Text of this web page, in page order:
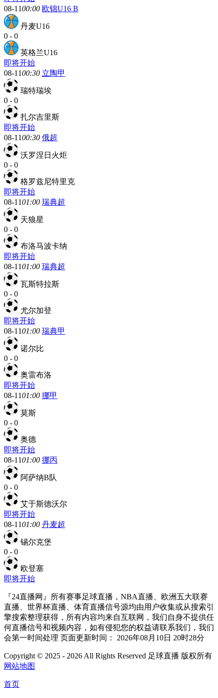
08-1100:00 欧锦U16 B
丹麦U16
0 - 0
英格兰U16
即将开始
08-1100:30 立陶甲
瑞特瑞埃
0 - 0
扎尔吉里斯
即将开始
08-1100:30 俄超
沃罗涅日火炬
0 - 0
格罗兹尼特里克
即将开始
08-1101:00 瑞典超
天狼星
0 - 0
布洛马波卡纳
即将开始
08-1101:00 瑞典超
瓦斯特拉斯
0 - 0
尤尔加登
即将开始
08-1101:00 瑞典甲
诺尔比
0 - 0
奥雷布洛
即将开始
08-1101:00 挪甲
莫斯
0 - 0
奥德
即将开始
08-1101:00 挪丙
阿萨纳B队
0 - 0
艾于斯德沃尔
即将开始
08-1101:00 丹麦超
锡尔克堡
0 - 0
欧登塞
即将开始
『24直播网』所有赛事足球直播，NBA直播、欧洲五大联赛
直播、世界杯直播、体育直播信号源均由用户收集或从搜索引
擎搜索整理获得，所有内容均来自互联网，我们自身不提供任
何直播信号和视频内容，如有侵犯您的权益请联系我们，我们
会第一时间处理 页面更新时间： 2026年08月10日 20时28分
Copyright © 2025 - 2026 All Rights Reserved 足球直播 版权所有
网站地图
首页